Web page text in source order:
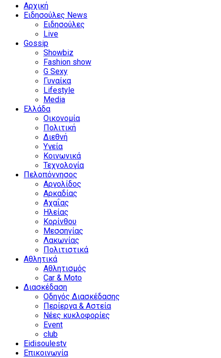
Αρχική
Ειδησούλες News
Ειδησούλες
Live
Gossip
Showbiz
Fashion show
G Sexy
Γυναίκα
Lifestyle
Media
Ελλάδα
Οικονομία
Πολιτική
Διεθνή
Υγεία
Κοινωνικά
Τεχνολογία
Πελοπόννησος
Αργολίδος
Αρκαδίας
Αχαΐας
Ηλείας
Κορίνθου
Μεσσηνίας
Λακωνίας
Πολιτιστικά
Αθλητικά
Αθλητισμός
Car & Moto
Διασκέδαση
Οδηγός Διασκέδασης
Περίεργα & Αστεία
Νέες κυκλοφορίες
Event
club
Eidisoulestv
Επικοινωνία